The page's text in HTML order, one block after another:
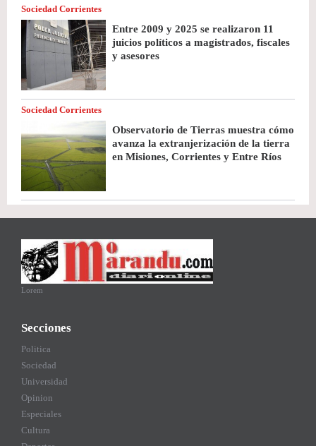
Sociedad Corrientes
Entre 2009 y 2025 se realizaron 11
juicios políticos a magistrados, fiscales
y asesores
Sociedad Corrientes
Observatorio de Tierras muestra cómo
avanza la extranjerización de la tierra
en Misiones, Corrientes y Entre Ríos
Lorem
Secciones
Politica
Sociedad
Universidad
Opinion
Especiales
Cultura